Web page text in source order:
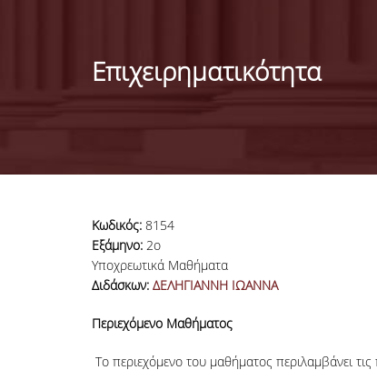
Επιχειρηματικότητα
Κωδικός: 8154
Εξάμηνο: 2ο
Υποχρεωτικά Μαθήματα
Διδάσκων: ΔΕΛΗΓΙΑΝΝΗ ΙΩΑΝΝΑ
Περιεχόμενο Μαθήματος
Το περιεχόμενο του μαθήματος περιλαμβάνει